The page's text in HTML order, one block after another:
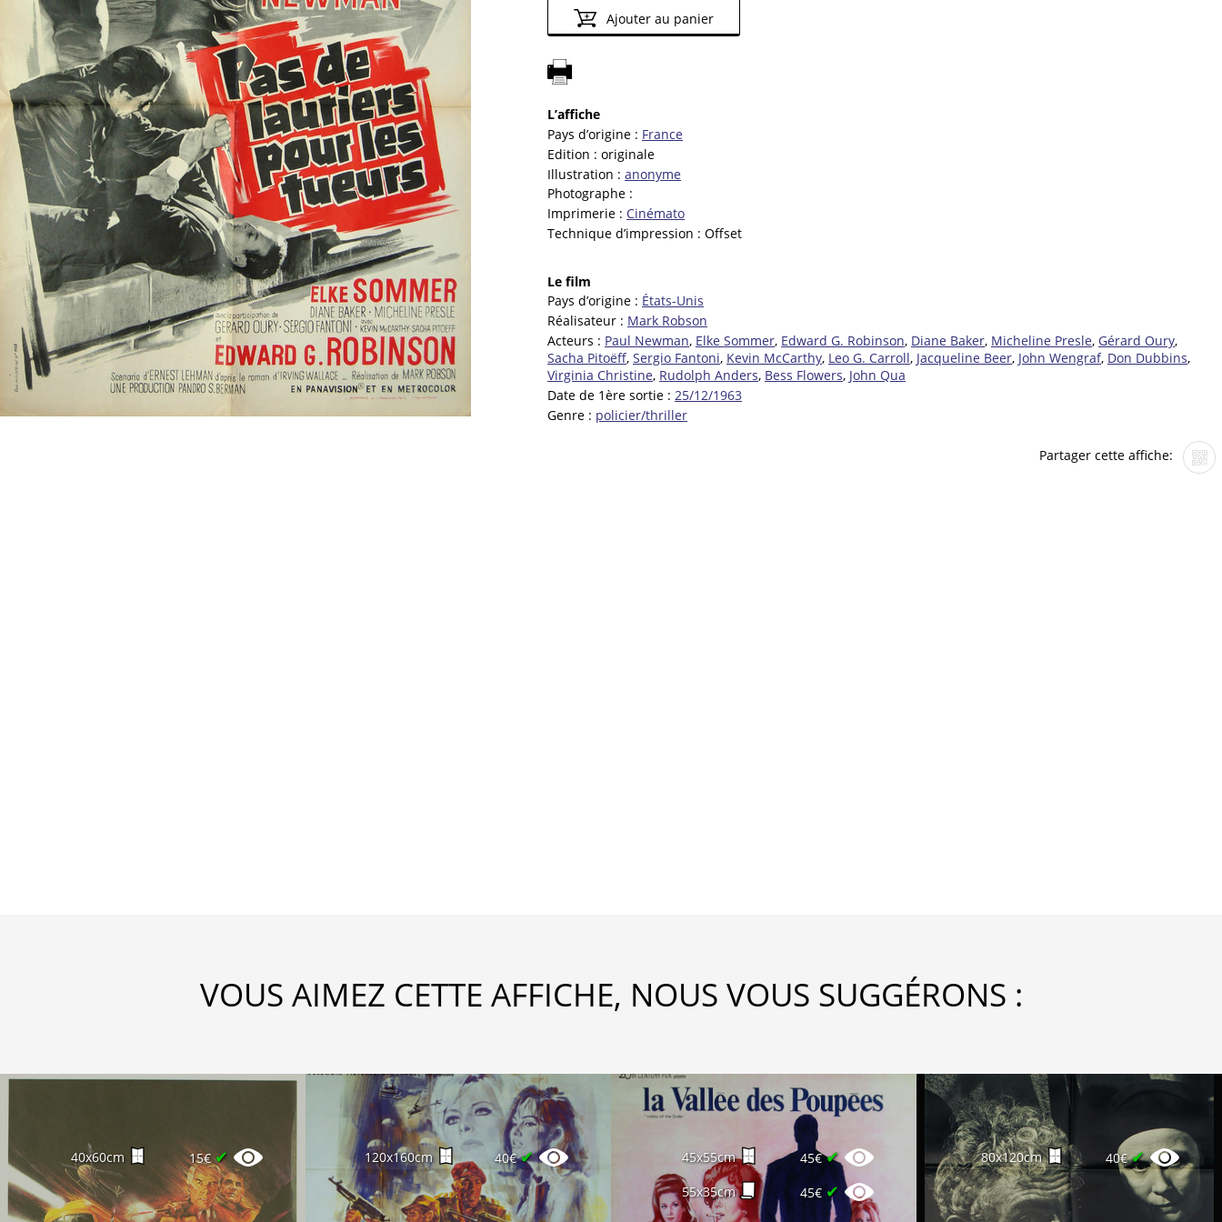
Ajouter au panier
L’affiche
Pays d’origine : France
Edition : originale
Illustration : anonyme
Photographe :
Imprimerie : Cinémato
Technique d’impression : Offset
Le film
Pays d’origine : États-Unis
Réalisateur : Mark Robson
Acteurs : Paul Newman, Elke Sommer, Edward G. Robinson, Diane Baker, Micheline Presle, Gérard Oury,
Sacha Pitoëff, Sergio Fantoni, Kevin McCarthy, Leo G. Carroll, Jacqueline Beer, John Wengraf, Don Dubbins,
Virginia Christine, Rudolph Anders, Bess Flowers, John Qua
Date de 1ère sortie : 25/12/1963
Genre : policier/thriller
Partager cette affiche:
VOUS AIMEZ CETTE AFFICHE, NOUS VOUS SUGGÉRONS :
40x60cm 15€✔ 120x160cm 40€✔ 45x55cm 45€✔
55x35cm 45€ ✔
80x120cm 40€✔